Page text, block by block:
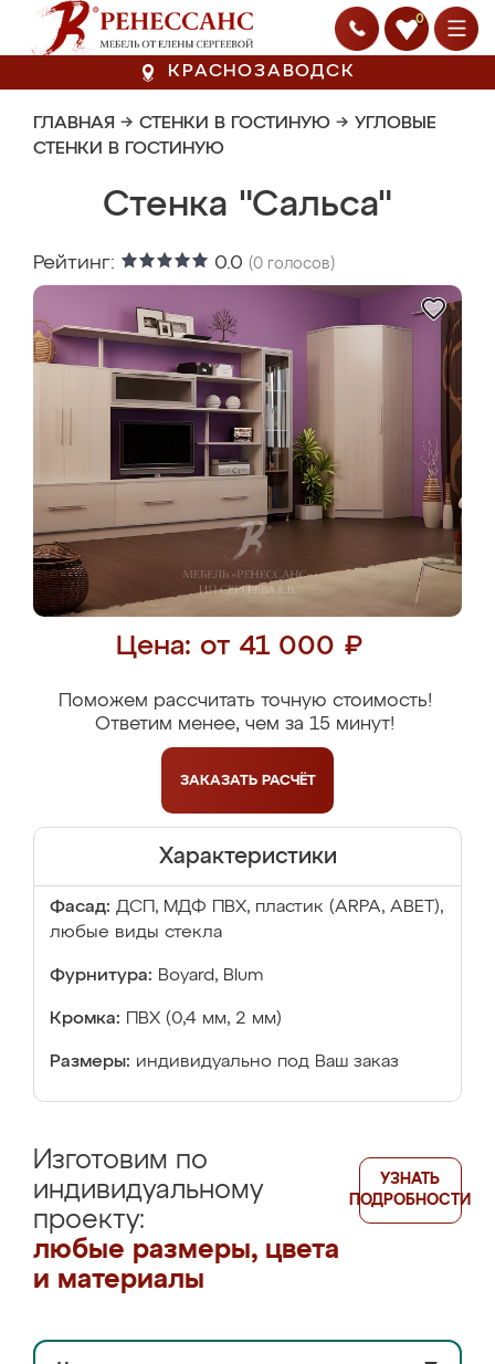
0
КРАСНОЗАВОДСК
ГЛАВНАЯ → СТЕНКИ В ГОСТИНУЮ → УГЛОВЫЕ
СТЕНКИ В ГОСТИНУЮ
Стенка "Сальса"
Рейтинг: 0.0 (0 голосов)
Цена: от 41 000 ₽
Поможем рассчитать точную стоимость!
Ответим менее, чем за 15 минут!
ЗАКАЗАТЬ РАСЧЁТ
Характеристики
Фасад: ДСП, МДФ ПВХ, пластик (ARPA, ABET),
любые виды стекла
Фурнитура: Boyard, Blum
Кромка: ПВХ (0,4 мм, 2 мм)
Размеры: индивидуально под Ваш заказ
Изготовим по
индивидуальному
проекту:
любые размеры, цвета
и материалы
УЗНАТЬ
ПОДРОБНОСТИ